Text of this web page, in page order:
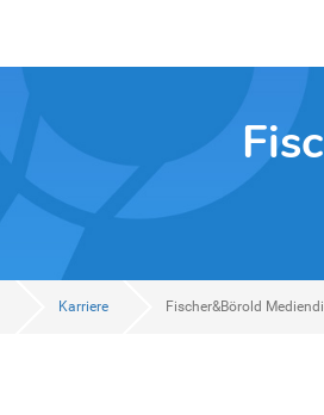
Karriere Fischer&Börold